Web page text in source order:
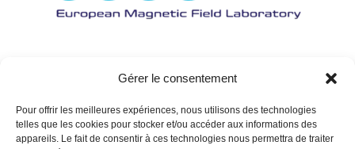
Gérer le consentement
Pour offrir les meilleures expériences, nous utilisons des technologies
telles que les cookies pour stocker et/ou accéder aux informations des
appareils. Le fait de consentir à ces technologies nous permettra de traiter